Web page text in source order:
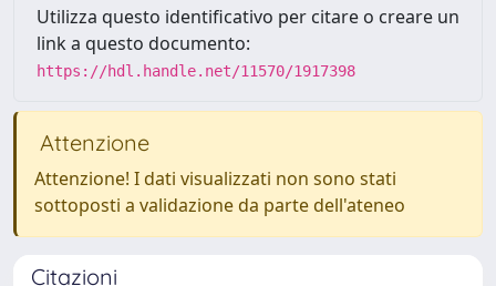
Utilizza questo identificativo per citare o creare un
link a questo documento:
https://hdl.handle.net/11570/1917398
Attenzione
Attenzione! I dati visualizzati non sono stati
sottoposti a validazione da parte dell'ateneo
Citazioni